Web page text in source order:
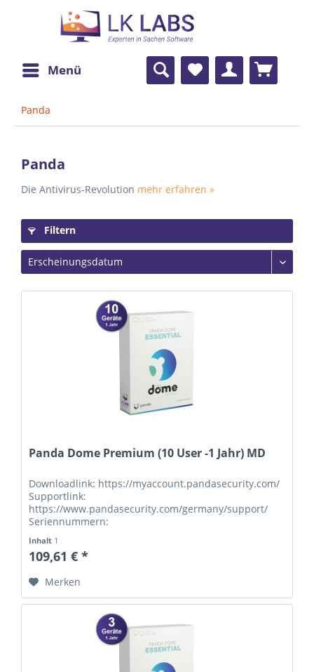
Menü
Panda
Panda
Die Antivirus-Revolution mehr erfahren »
Filtern
Panda Dome Premium (10 User -1 Jahr) MD
Downloadlink: https://myaccount.pandasecurity.com/
Supportlink:
https://www.pandasecurity.com/germany/support/
Seriennummern:
Inhalt 1
109,61 € *
Merken